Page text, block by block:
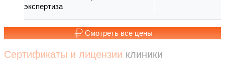
экспертиза
Смотреть все цены
Сертификаты и лицензии клиники